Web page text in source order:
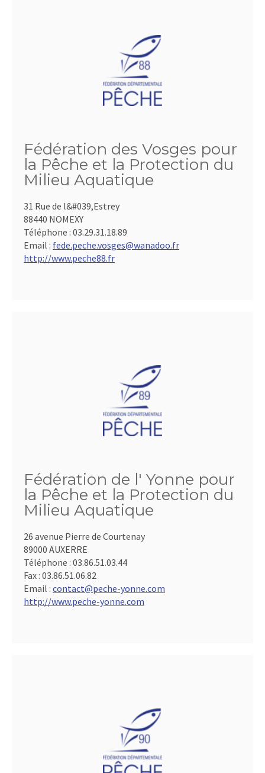
Fédération des Vosges pour
la Pêche et la Protection du
Milieu Aquatique
31 Rue de l&#039,Estrey
88440 NOMEXY
Téléphone : 03.29.31.18.89
Email : fede.peche.vosges@wanadoo.fr
http://www.peche88.fr
Fédération de l' Yonne pour
la Pêche et la Protection du
Milieu Aquatique
26 avenue Pierre de Courtenay
89000 AUXERRE
Téléphone : 03.86.51.03.44
Fax : 03.86.51.06.82
Email : contact@peche-yonne.com
http://www.peche-yonne.com